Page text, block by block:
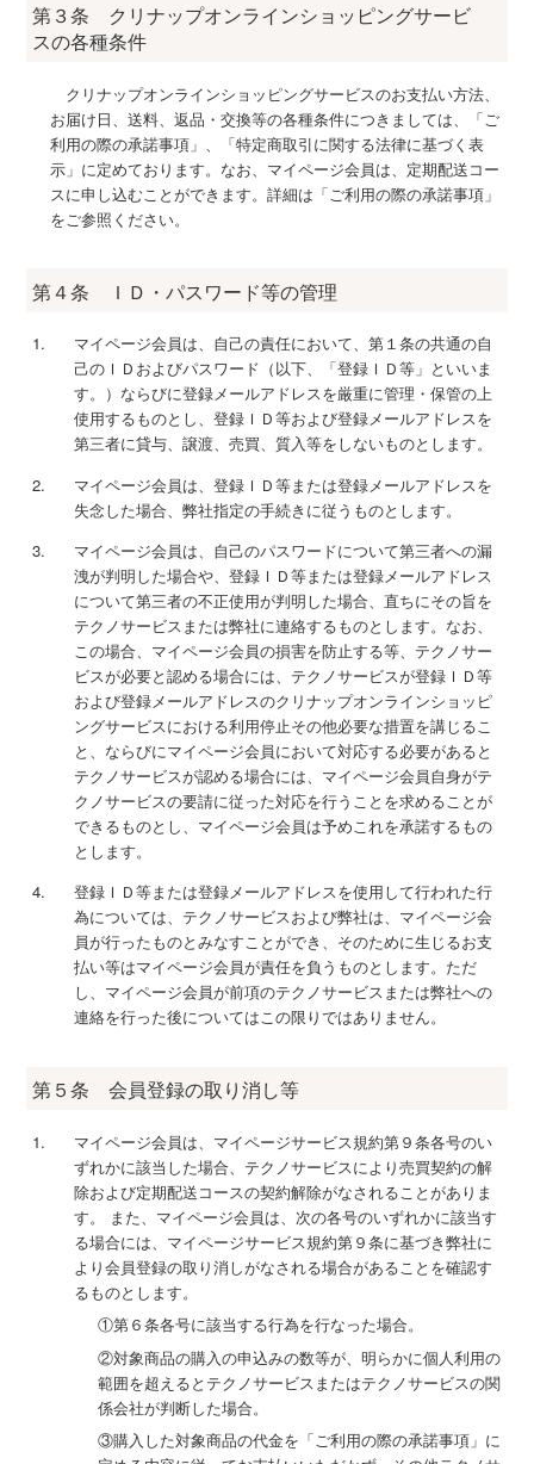
第３条 クリナップオンラインショッピングサービ
スの各種条件
クリナップオンラインショッピングサービスのお支払い方法、
お届け日、送料、返品・交換等の各種条件につきましては、「ご
利用の際の承諾事項」、「特定商取引に関する法律に基づく表
示」に定めております。なお、マイページ会員は、定期配送コー
スに申し込むことができます。詳細は「ご利用の際の承諾事項」
をご参照ください。
第４条 ＩＤ・パスワード等の管理
マイページ会員は、自己の責任において、第１条の共通の自
己のＩＤおよびパスワード（以下、「登録ＩＤ等」といいま
す。）ならびに登録メールアドレスを厳重に管理・保管の上
使用するものとし、登録ＩＤ等および登録メールアドレスを
第三者に貸与、譲渡、売買、質入等をしないものとします。
マイページ会員は、登録ＩＤ等または登録メールアドレスを
失念した場合、弊社指定の手続きに従うものとします。
マイページ会員は、自己のパスワードについて第三者への漏
洩が判明した場合や、登録ＩＤ等または登録メールアドレス
について第三者の不正使用が判明した場合、直ちにその旨を
テクノサービスまたは弊社に連絡するものとします。なお、
この場合、マイページ会員の損害を防止する等、テクノサー
ビスが必要と認める場合には、テクノサービスが登録ＩＤ等
および登録メールアドレスのクリナップオンラインショッピ
ングサービスにおける利用停止その他必要な措置を講じるこ
と、ならびにマイページ会員において対応する必要があると
テクノサービスが認める場合には、マイページ会員自身がテ
クノサービスの要請に従った対応を行うことを求めることが
できるものとし、マイページ会員は予めこれを承諾するもの
とします。
登録ＩＤ等または登録メールアドレスを使用して行われた行
為については、テクノサービスおよび弊社は、マイページ会
員が行ったものとみなすことができ、そのために生じるお支
払い等はマイページ会員が責任を負うものとします。ただ
し、マイページ会員が前項のテクノサービスまたは弊社への
連絡を行った後についてはこの限りではありません。
第５条 会員登録の取り消し等
マイページ会員は、マイページサービス規約第９条各号のい
ずれかに該当した場合、テクノサービスにより売買契約の解
除および定期配送コースの契約解除がなされることがありま
す。 また、マイページ会員は、次の各号のいずれかに該当す
る場合には、マイページサービス規約第９条に基づき弊社に
より会員登録の取り消しがなされる場合があることを確認す
るものとします。
①第６条各号に該当する行為を行なった場合。
②対象商品の購入の申込みの数等が、明らかに個人利用の
範囲を超えるとテクノサービスまたはテクノサービスの関
係会社が判断した場合。
③購入した対象商品の代金を「ご利用の際の承諾事項」に